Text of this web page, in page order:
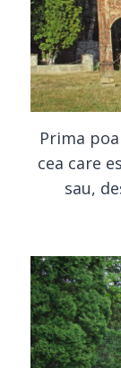
Prima
cea care
sau,